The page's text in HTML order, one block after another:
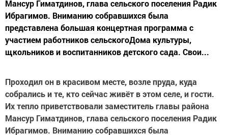
Мансур Гиматдинов, глава сельского поселения Радик
Ибрагимов. Вниманию собравшихся была
представлена большая концертная программа с
участием работников сельскогоДома культуры,
щкольников и воспитанников детского сада. Свои...
Проходил он в красивом месте, возле пруда, куда
собрались и те, кто сейчас живёт в этом селе, и гости.
Их тепло приветствовали заместитель главы района
Мансур Гиматдинов, глава сельского поселения Радик
Ибрагимов. Вниманию собравшихся была